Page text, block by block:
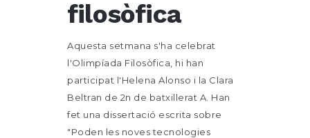
filosòfica
Aquesta setmana s'ha celebrat
l'Olimpíada Filosòfica, hi han
participat l'Helena Alonso i la Clara
Beltran de 2n de batxillerat A. Han
fet una dissertació escrita sobre
"Poden les noves tecnologies